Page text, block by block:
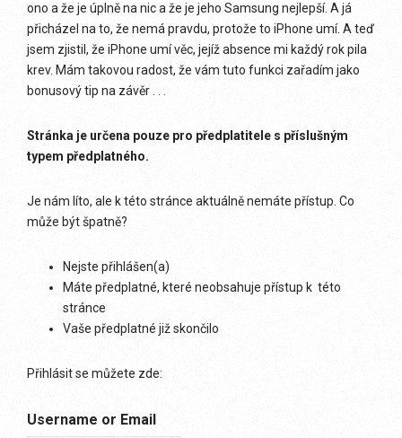
ono a že je úplně na nic a že je jeho Samsung nejlepší. A já
přicházel na to, že nemá pravdu, protože to iPhone umí. A teď
jsem zjistil, že iPhone umí věc, jejíž absence mi každý rok pila
krev. Mám takovou radost, že vám tuto funkci zařadím jako
bonusový tip na závěr . . .
Stránka je určena pouze pro předplatitele s příslušným
typem předplatného.
Je nám líto, ale k této stránce aktuálně nemáte přístup. Co
může být špatně?
Nejste přihlášen(a)
Máte předplatné, které neobsahuje přístup k této
stránce
Vaše předplatné již skončilo
Přihlásit se můžete zde:
Username or Email